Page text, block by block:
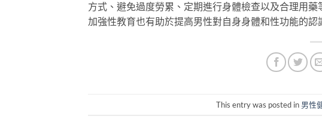
方式、避免過度勞累、定期進行身體檢查以及合理用
加強性教育也有助於提高男性對自身身體和性功能的認
This entry was posted in 男性